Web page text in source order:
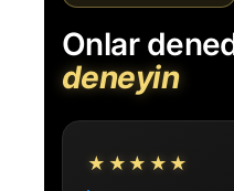
Onlar
deneyin
★★★★★